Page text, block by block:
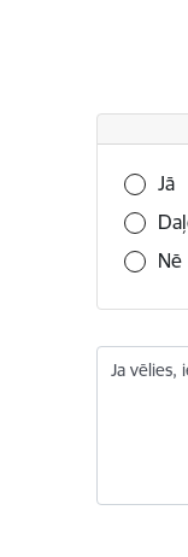
Vai šī
Jā
Nē
Ja vēlies,